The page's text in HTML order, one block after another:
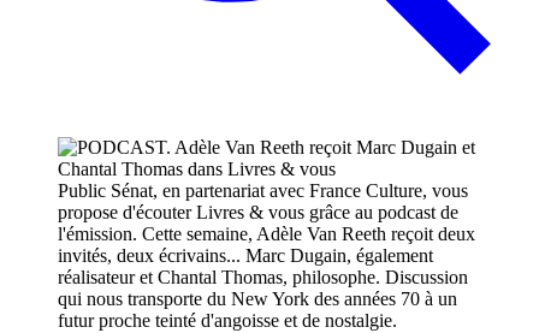
Public Sénat, en partenariat avec France Culture, vous
propose d'écouter Livres & vous grâce au podcast de
l'émission. Cette semaine, Adèle Van Reeth reçoit deux
invités, deux écrivains... Marc Dugain, également
réalisateur et Chantal Thomas, philosophe. Discussion
qui nous transporte du New York des années 70 à un
futur proche teinté d'angoisse et de nostalgie.